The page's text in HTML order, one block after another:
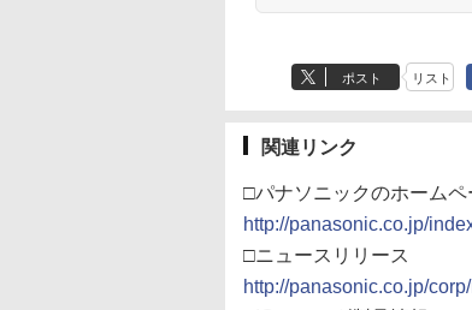
ポスト リスト
関連リンク
□パナソニックのホームペ
http://panasonic.co.jp/
□ニュースリリース
http://panasonic.co.jp/